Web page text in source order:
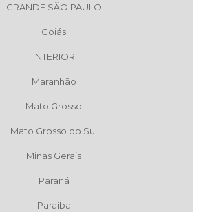
GRANDE SÃO PAULO
Goiás
INTERIOR
Maranhão
Mato Grosso
Mato Grosso do Sul
Minas Gerais
Paraná
Paraíba